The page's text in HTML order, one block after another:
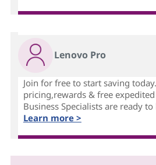
Lenovo Pro
Join for free to start saving
pricing,rewards & free
Business Specialists are ready
Learn more >